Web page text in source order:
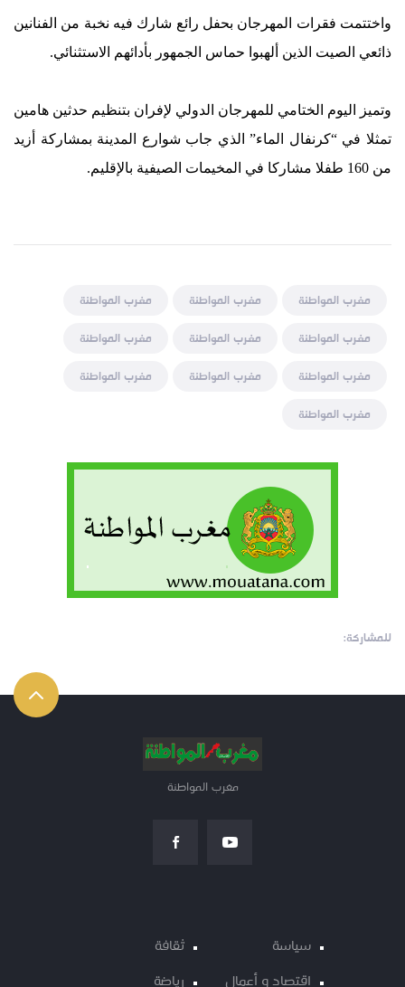
واختتمت فقرات المهرجان بحفل رائع شارك فيه نخبة من الفنانين
ذائعي الصيت الذين ألهبوا حماس الجمهور بأدائهم الاستثنائي.
وتميز اليوم الختامي للمهرجان الدولي لإفران بتنظيم حدثين هامين
تمثلا في “كرنفال الماء” الذي جاب شوارع المدينة بمشاركة أزيد
من 160 طفلا مشاركا في المخيمات الصيفية بالإقليم.
مغرب المواطنة مغرب المواطنة
مغرب المواطنة
مغرب المواطنة
مغرب المواطنة
مغرب المواطنة
مغرب المواطنة
مغرب المواطنة
مغرب المواطنة
مغرب المواطنة
للمشاركة:
مغرب المواطنة
سياسة
اقتصاد و أعمال
ثقافة
رياضة